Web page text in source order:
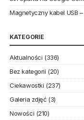
Magnetyczny kabel USB
KATEGORIE
Aktualności (336)
Bez kategorii (20)
Ciekawostki (237)
Galeria zdjęć(3)
Nowości (210)